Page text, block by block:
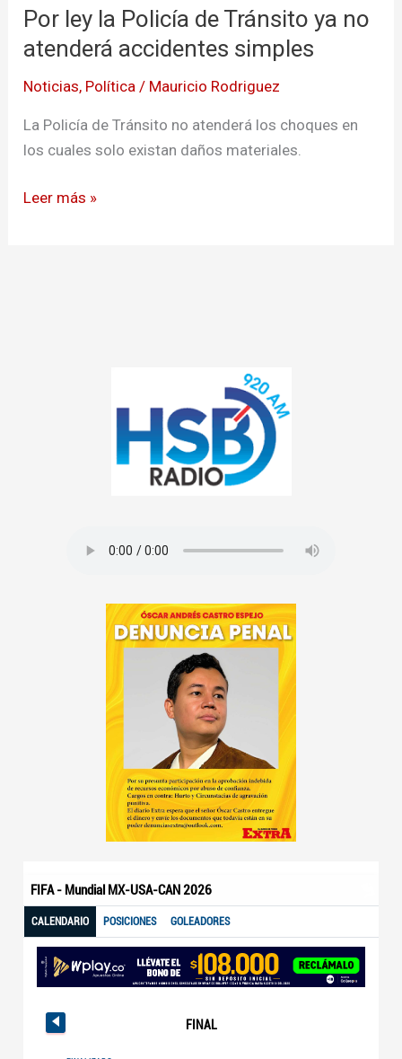
Por ley la Policía de Tránsito ya no
atenderá accidentes simples
Noticias, Política / Mauricio Rodriguez
La Policía de Tránsito no atenderá los choques en
los cuales solo existan daños materiales.
la
Policía
Tránsito
ya
no
accidentes
Leer más »